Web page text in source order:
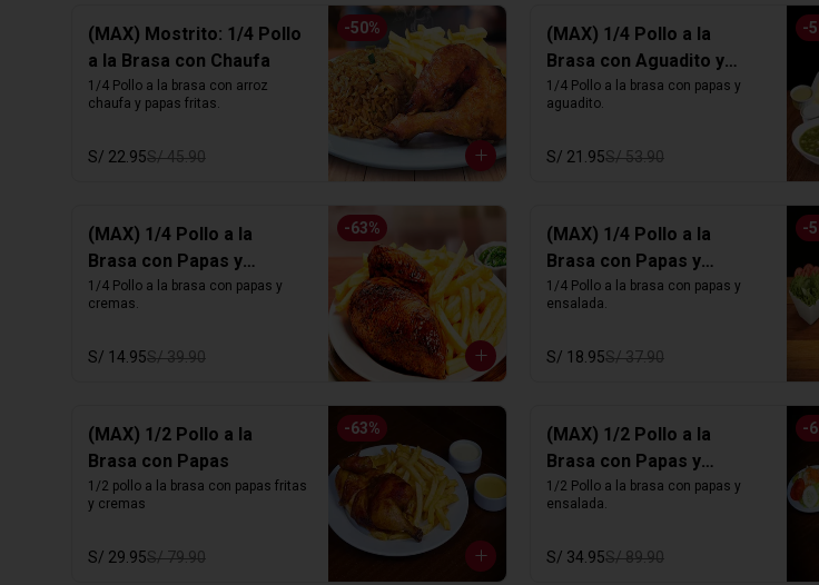
-50%
(MAX) Mostrito: 1/4 Pollo
a la Brasa con Chaufa
1/4 Pollo a la brasa con arroz
chaufa y papas fritas.
S/ 22.95S/ 45.90
-
(MAX) 1/4 Pollo a la
Brasa con Aguadito y
Papas fritas
1/4 Pollo a la brasa con papas y
aguadito.
S/ 21.95S/ 53.90
-63%
(MAX) 1/4 Pollo a la
Brasa con Papas y
Cremas
1/4 Pollo a la brasa con papas y
cremas.
S/ 14.95S/ 39.90
-
(MAX) 1/4 Pollo a la
Brasa con Papas y
Ensalada
1/4 Pollo a la brasa con papas y
ensalada.
S/ 18.95S/ 37.90
-63%
(MAX) 1/2 Pollo a la
Brasa con Papas
1/2 pollo a la brasa con papas fritas
y cremas
S/ 29.95S/ 79.90
-
(MAX) 1/2 Pollo a la
Brasa con Papas y
Ensalada
1/2 Pollo a la brasa con papas y
ensalada.
S/ 34.95S/ 89.90